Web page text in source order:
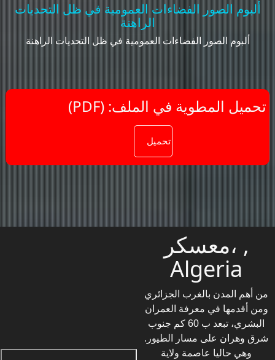
ألبوم الصور الفضاءات العمومية في ظل التحديات
الراهنة
ألبوم الصور الفضاءات العمومية في ظل التحديات الراهنة
(PDF) :تحميل المطوية في الملف
معسكر، ,
Algeria
من أهم المدن بالغرب الجزائري
ومن أقدمها في معرفة العمران
البشري، تبعد ب 60 كم جنوب
شرق وهران على مسار الطيور.
وهي حاليا عاصمة ولاية